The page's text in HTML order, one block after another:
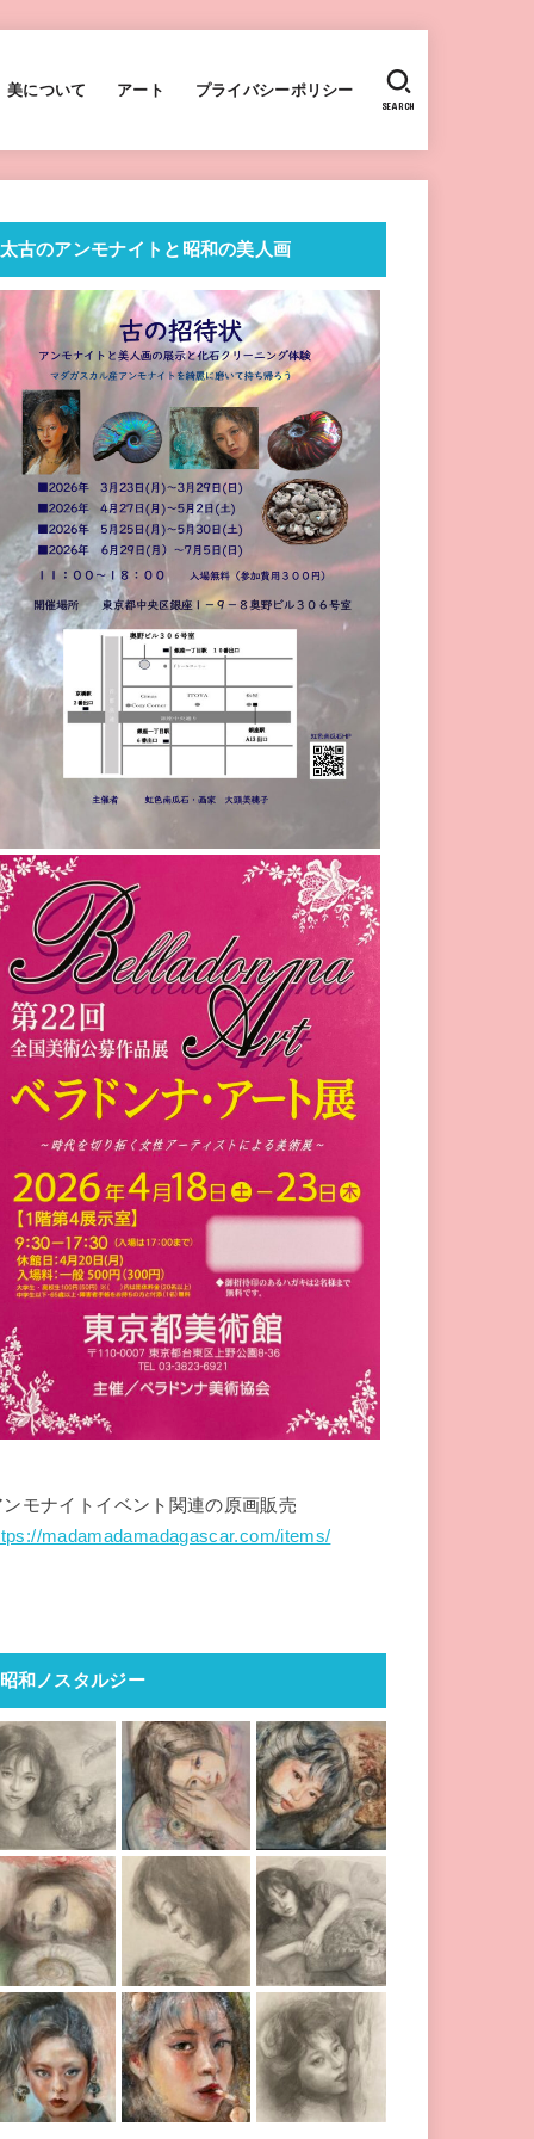
美について アート プライバシーポリシー
SEARCH
太古のアンモナイトと昭和の美人画
ンモナイトイベント関連の原画販売
madamadamadagascar.com/items/
昭和ノスタルジー